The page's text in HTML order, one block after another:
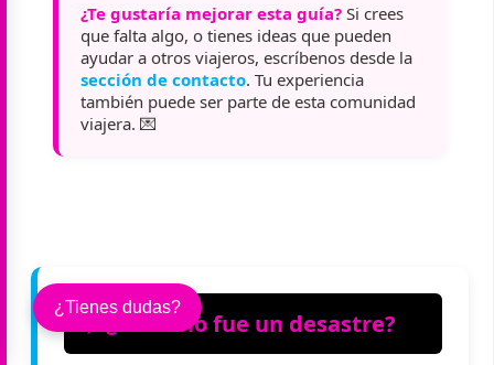
¿Te gustaría mejorar esta guía? Si crees
que falta algo, o tienes ideas que pueden
ayudar a otros viajeros, escríbenos desde la
sección de contacto. Tu experiencia
también puede ser parte de esta comunidad
viajera. 💌
✈️ ¿Tu vuelo fue un desastre?
¿Tienes dudas?